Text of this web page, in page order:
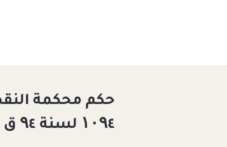
حكم محكمة
۱۰۹٤ لسنة ۹٤ ق – جلسة ۲۰۲٥/۰٤/۱٥